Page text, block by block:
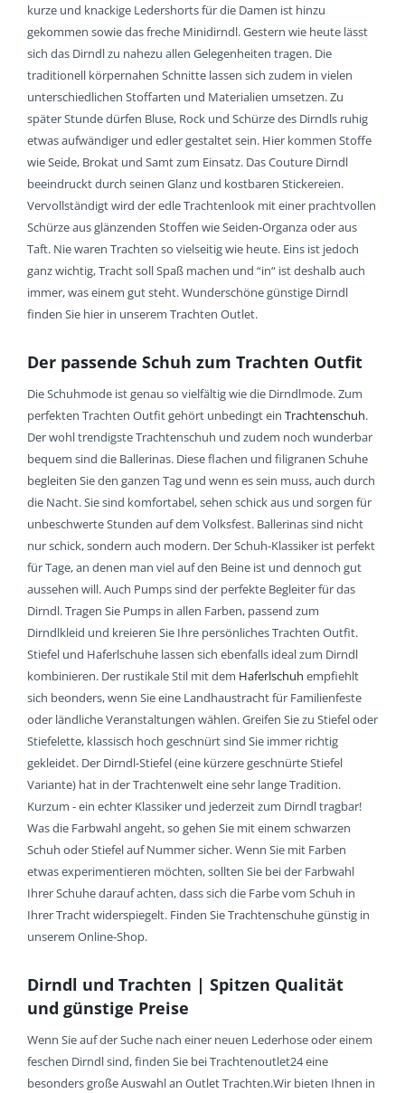
kurze und knackige Ledershorts für die Damen ist hinzu
gekommen sowie das freche Minidirndl. Gestern wie heute lässt
sich das Dirndl zu nahezu allen Gelegenheiten tragen. Die
traditionell körpernahen Schnitte lassen sich zudem in vielen
unterschiedlichen Stoffarten und Materialien umsetzen. Zu
später Stunde dürfen Bluse, Rock und Schürze des Dirndls ruhig
etwas aufwändiger und edler gestaltet sein. Hier kommen Stoffe
wie Seide, Brokat und Samt zum Einsatz. Das Couture Dirndl
beeindruckt durch seinen Glanz und kostbaren Stickereien.
Vervollständigt wird der edle Trachtenlook mit einer prachtvollen
Schürze aus glänzenden Stoffen wie Seiden-Organza oder aus
Taft. Nie waren Trachten so vielseitig wie heute. Eins ist jedoch
ganz wichtig, Tracht soll Spaß machen und “in“ ist deshalb auch
immer, was einem gut steht. Wunderschöne günstige Dirndl
finden Sie hier in unserem Trachten Outlet.
Der passende Schuh zum Trachten Outfit
Die Schuhmode ist genau so vielfältig wie die Dirndlmode. Zum
perfekten Trachten Outfit gehört unbedingt ein Trachtenschuh.
Der wohl trendigste Trachtenschuh und zudem noch wunderbar
bequem sind die Ballerinas. Diese flachen und filigranen Schuhe
begleiten Sie den ganzen Tag und wenn es sein muss, auch durch
die Nacht. Sie sind komfortabel, sehen schick aus und sorgen für
unbeschwerte Stunden auf dem Volksfest. Ballerinas sind nicht
nur schick, sondern auch modern. Der Schuh-Klassiker ist perfekt
für Tage, an denen man viel auf den Beine ist und dennoch gut
aussehen will. Auch Pumps sind der perfekte Begleiter für das
Dirndl. Tragen Sie Pumps in allen Farben, passend zum
Dirndlkleid und kreieren Sie Ihre persönliches Trachten Outfit.
Stiefel und Haferlschuhe lassen sich ebenfalls ideal zum Dirndl
kombinieren. Der rustikale Stil mit dem Haferlschuh empfiehlt
sich beonders, wenn Sie eine Landhaustracht für Familienfeste
oder ländliche Veranstaltungen wählen. Greifen Sie zu Stiefel oder
Stiefelette, klassisch hoch geschnürt sind Sie immer richtig
gekleidet. Der Dirndl-Stiefel (eine kürzere geschnürte Stiefel
Variante) hat in der Trachtenwelt eine sehr lange Tradition.
Kurzum - ein echter Klassiker und jederzeit zum Dirndl tragbar!
Was die Farbwahl angeht, so gehen Sie mit einem schwarzen
Schuh oder Stiefel auf Nummer sicher. Wenn Sie mit Farben
etwas experimentieren möchten, sollten Sie bei der Farbwahl
Ihrer Schuhe darauf achten, dass sich die Farbe vom Schuh in
Ihrer Tracht widerspiegelt. Finden Sie Trachtenschuhe günstig in
unserem Online-Shop.
Dirndl und Trachten | Spitzen Qualität
und günstige Preise
Wenn Sie auf der Suche nach einer neuen Lederhose oder einem
feschen Dirndl sind, finden Sie bei Trachtenoutlet24 eine
besonders große Auswahl an Outlet Trachten.Wir bieten Ihnen in